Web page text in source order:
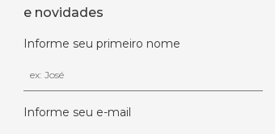
e novidades
Informe seu primeiro nome
Informe seu e-mail